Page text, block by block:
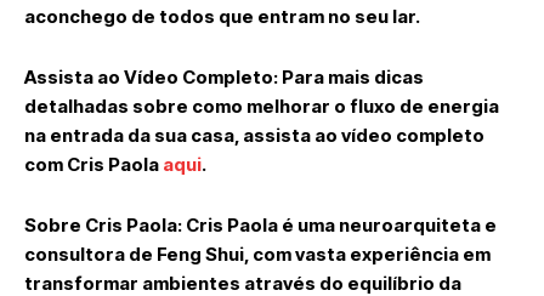
aconchego de todos que entram no seu lar.
Assista ao Vídeo Completo: Para mais dicas
detalhadas sobre como melhorar o fluxo de energia
na entrada da sua casa, assista ao vídeo completo
com Cris Paola aqui.
Sobre Cris Paola: Cris Paola é uma neuroarquiteta e
consultora de Feng Shui, com vasta experiência em
transformar ambientes através do equilíbrio da